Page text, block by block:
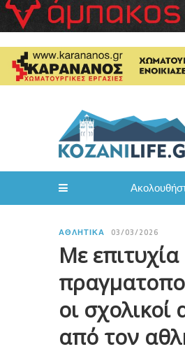
ΑΘΛΗΤΙΚΆ 03/03/2026
Με επιτυχία
οι σχολικοί
από τον